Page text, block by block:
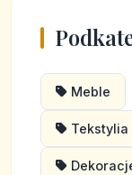
Meble
Tekstylia